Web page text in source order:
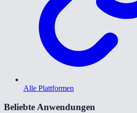
Alle Plattformen
Beliebte Anwendungen